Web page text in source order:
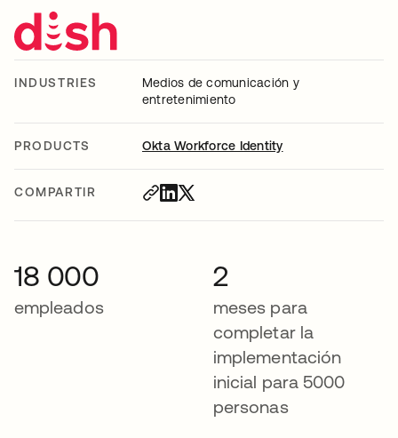
INDUSTRIES
Medios de comunicación y
entretenimiento
PRODUCTS Okta Workforce Identity
COMPARTIR
18 000
empleados
2
meses para
completar la
implementación
inicial para 5000
personas